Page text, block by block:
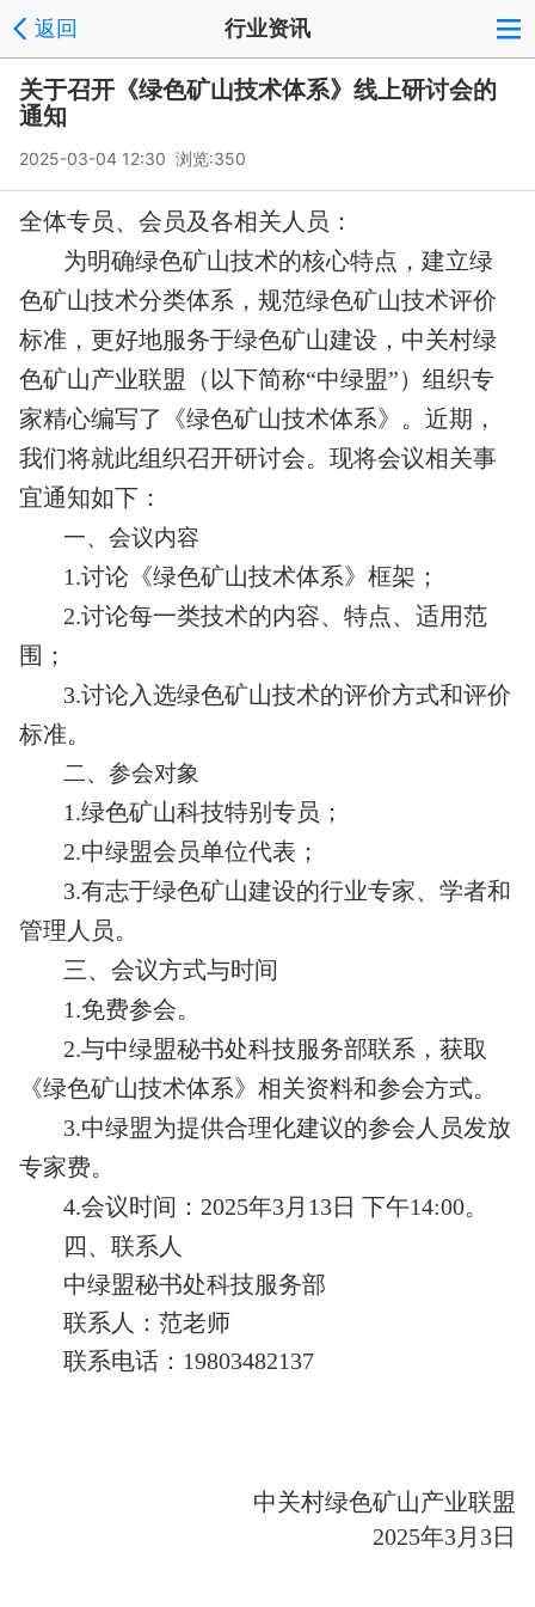
返回 行业资讯
关于召开《绿色矿山技术体系》线上研讨会的
通知
2025-03-04 12:30 浏览:350
全体专员、会员及各相关人员：
为明确绿色矿山技术的核心特点，建立绿
色矿山技术分类体系，规范绿色矿山技术评价
标准，更好地服务于绿色矿山建设，中关村绿
色矿山产业联盟（以下简称“中绿盟”）组织专
家精心编写了《绿色矿山技术体系》。近期，
我们将就此组织召开研讨会。现将会议相关事
宜通知如下：
一、 会议内容
1.讨论《绿色矿山技术体系》框架；
2.讨论每一类技术的内容、特点、适用范
围；
3.讨论入选绿色矿山技术的评价方式和评价
标准。
二、参会对象
1.绿色矿山科技特别专员；
2.中绿盟会员单位代表；
3.有志于绿色矿山建设的行业专家、学者和
管理人员。
三、会议方式与时间
1.免费参会。
2.与中绿盟秘书处科技服务部联系，获取
《绿色矿山技术体系》相关资料和参会方式。
3.中绿盟为提供合理化建议的参会人员发放
专家费。
4.会议时间：2025年3月13日 下午14:00。
四、联系人
中绿盟秘书处科技服务部
联系人：范老师
联系电话：19803482137
中关村绿色矿山产业联盟
2025年3月3日